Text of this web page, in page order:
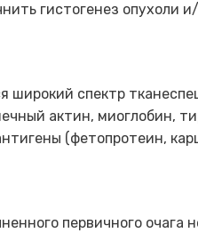
гистогенез опухоли
широкий спектр
актин, миоглобин,
(фетопротеин,
первичного очага